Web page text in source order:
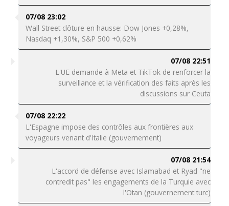
07/08 23:02
Wall Street clôture en hausse: Dow Jones +0,28%,
Nasdaq +1,30%, S&P 500 +0,62%
07/08 22:51
L'UE demande à Meta et TikTok de renforcer la
surveillance et la vérification des faits après les
discussions sur Ceuta
07/08 22:22
L'Espagne impose des contrôles aux frontières aux
voyageurs venant d'Italie (gouvernement)
07/08 21:54
L'accord de défense avec Islamabad et Ryad "ne
contredit pas" les engagements de la Turquie avec
l'Otan (gouvernement turc)